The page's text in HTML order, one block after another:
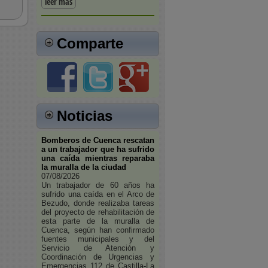
Comparte
Noticias
Bomberos de Cuenca rescatan
a un trabajador que ha sufrido
una caída mientras reparaba
la muralla de la ciudad
07/08/2026
Un trabajador de 60 años ha
sufrido una caída en el Arco de
Bezudo, donde realizaba tareas
del proyecto de rehabilitación de
esta parte de la muralla de
Cuenca, según han confirmado
fuentes municipales y del
Servicio de Atención y
Coordinación de Urgencias y
Emergencias 112 de Castilla-La